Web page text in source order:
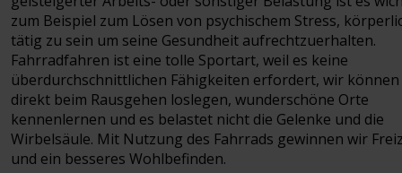
zum Beispiel zum Lösen von psychischem Stress,
tätig zu sein um seine Gesundheit aufrechtzuerhalten.
Fahrradfahren ist eine tolle Sportart, weil es keine
überdurchschnittlichen Fähigkeiten erfordert, wir können
direkt beim Rausgehen loslegen, wunderschöne Orte
kennenlernen und es belastet nicht die Gelenke und die
Wirbelsäule. Mit Nutzung des Fahrrads gewinnen wir
und ein besseres Wohlbefinden.